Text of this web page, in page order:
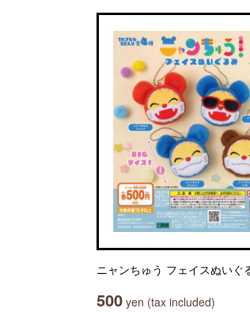
ニャンちゅう フェイスぬいぐ
500 yen (tax included)